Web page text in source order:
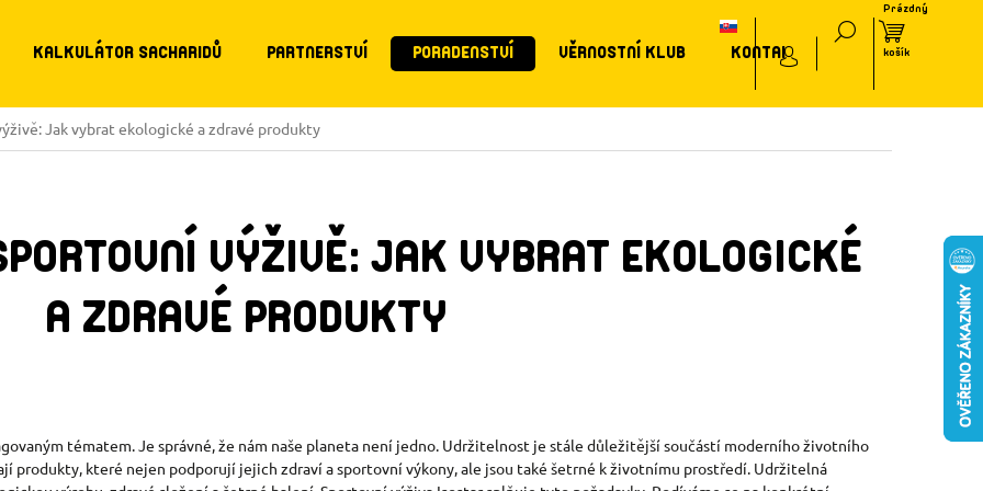
KALKULÁTOR SACHARIDŮ PARTNERSTVÍ PORADENSTVÍ VĚRNOSTNÍ KLUB KONTAKT
Jak vybrat ekologické a zdravé produkty
VÝŽIVĚ: JAK VYBRAT EKOLOGICKÉ
A ZDRAVÉ PRODUKTY
tématem. Je správné, že nám naše planeta není jedno. Udržitelnost je stále důležitější součástí moderního životního
produkty, které nejen podporují jejich zdraví a sportovní výkony, ale jsou také šetrné k životnímu prostředí. Udržitelná